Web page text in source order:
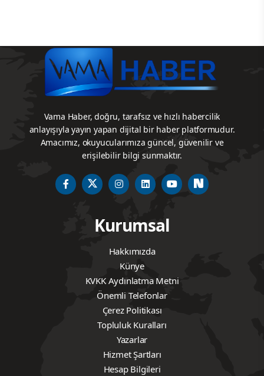
Vama Haber, doğru, tarafsız ve hızlı habercilik
anlayışıyla yayın yapan dijital bir haber platformudur.
Amacımız, okuyucularımıza güncel, güvenilir ve
erişilebilir bilgi sunmaktır.
Kurumsal
Hakkımızda
Künye
KVKK Aydınlatma Metni
Önemli Telefonlar
Çerez Politikası
Topluluk Kuralları
Yazarlar
Hizmet Şartları
Hesap Bilgileri